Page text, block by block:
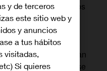
la década de los años
Unidos. Estos
de diferentes
los radares, para
que se encontraban
Diez años después se
y de terceros
este sitio web y
y anuncios
a tus hábitos
visitadas,
Si quieres